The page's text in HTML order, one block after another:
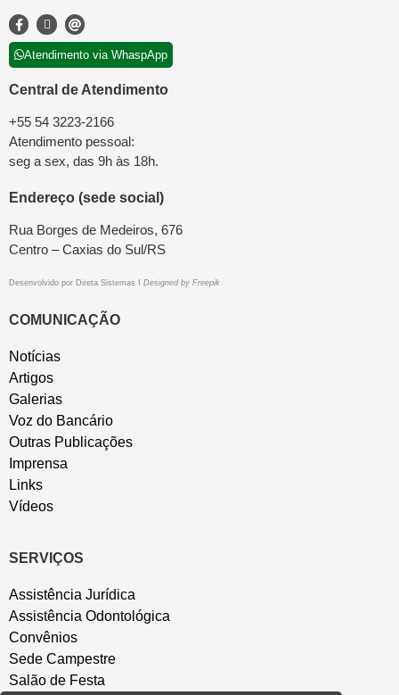
Atendimento via WhaspApp
Central de Atendimento
+55 54 3223-2166
Atendimento pessoal:
seg a sex, das 9h às 18h.
Endereço (sede social)
Rua Borges de Medeiros, 676
Centro – Caxias do Sul/RS
Desenvolvido por Direta Sistemas Designed by Freepik
COMUNICAÇÃO
Notícias
Artigos
Galerias
Voz do Bancário
Outras Publicações
Imprensa
Links
Vídeos
SERVIÇOS
Assistência Jurídica
Assistência Odontológica
Convênios
Sede Campestre
Salão de Festa